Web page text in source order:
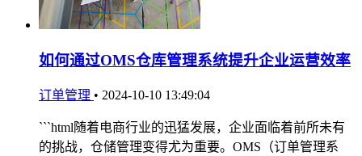
如何通过OMS仓库管理系统提升企业运营效率
订单管理 • 2024-10-10 13:49:04
```html随着电商行业的迅猛发展，企业面临着前所未有
的挑战，仓储管理变得尤为重要。OMS（订单管理系